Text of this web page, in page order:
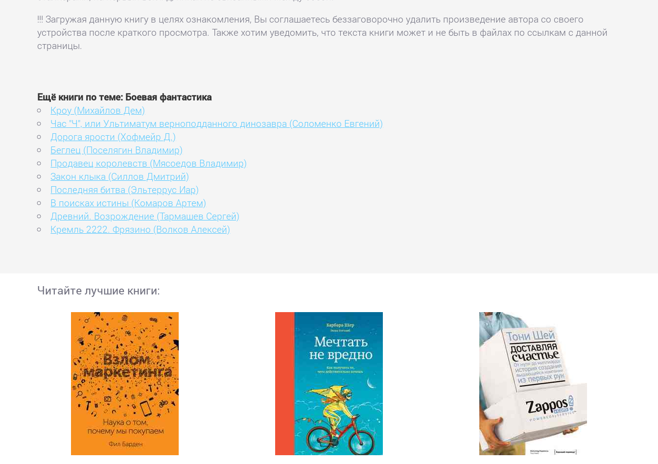
!!! Загружая данную книгу в целях ознакомления, Вы соглашаетесь беззаговорочно удалить произведение автора со своего
устройства после краткого просмотра. Также хотим уведомить, что текста книги может и не быть в файлах по ссылкам с данной
страницы.
Ещё книги по теме: Боевая фантастика
Кроу (Михайлов Дем)
Час "Ч", или Ультиматум верноподданного динозавра (Соломенко Евгений)
Дорога ярости (Хофмейр Д.)
Беглец (Поселягин Владимир)
Продавец королевств (Мясоедов Владимир)
Закон клыка (Силлов Дмитрий)
Последняя битва (Эльтеррус Иар)
В поисках истины (Комаров Артем)
Древний. Возрождение (Тармашев Сергей)
Кремль 2222. Фрязино (Волков Алексей)
Читайте лучшие книги: